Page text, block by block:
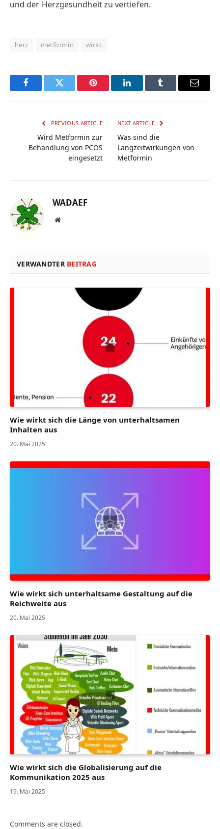
und der Herzgesundheit zu vertiefen.
herz metformin wirkt
FacebookTwitter Pinterest LinkedInTumblr Email
PREVIOUS ARTICLE
Wird Metformin zur
Behandlung von PCOS
eingesetzt
NEXT ARTICLE
Was sind die
Langzeitwirkungen von
Metformin
WADAEF
Website
VERWANDTER BEITRAG
Wie wirkt sich die Länge von unterhaltsamen
Inhalten aus
20. Mai 2025
Wie wirkt sich unterhaltsame Gestaltung auf die
Reichweite aus
20. Mai 2025
Wie wirkt sich die Globalisierung auf die
Kommunikation 2025 aus
19. Mai 2025
Comments are closed.